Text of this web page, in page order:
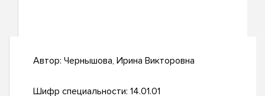
Автор: Чернышова, Ирина Викторовна
Шифр специальности: 14.01.01